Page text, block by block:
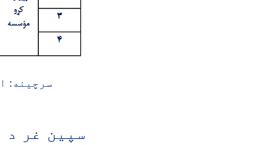
سرچينه:
سپین غر د